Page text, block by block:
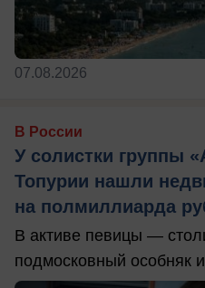
07.08.2026
В России
У солистки группы
Топурии нашли
на полмиллиарда
В активе певицы —
подмосковный особняк